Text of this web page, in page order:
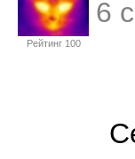
Рейтинг 100
6